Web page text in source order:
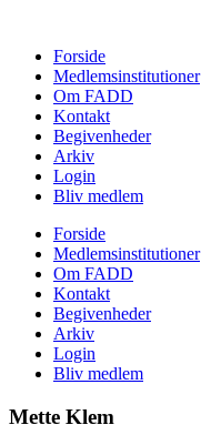
Forside
Medlemsinstitutioner
Om FADD
Kontakt
Begivenheder
Arkiv
Login
Bliv medlem
Forside
Medlemsinstitutioner
Om FADD
Kontakt
Begivenheder
Arkiv
Login
Bliv medlem
Mette Klem